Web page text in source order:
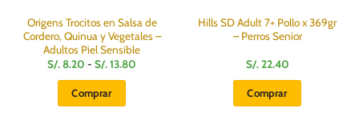
Origens Trocitos en Salsa de
Cordero, Quinua y Vegetales –
Adultos Piel Sensible
S/.8.20 - S/.13.80
Comprar
Hills SD Adult 7+ Pollo x 369gr
– Perros Senior
S/.22.40
Comprar